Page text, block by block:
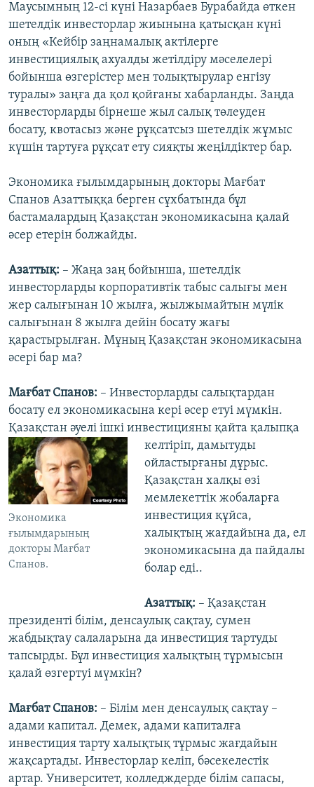
Маусымның 12-сі күні Назарбаев Бурабайда өткен
шетелдік инвесторлар жиынына қатысқан күні
оның «Кейбір заңнамалық актілерге
инвестициялық ахуалды жетілдіру мәселелері
бойынша өзгерістер мен толықтырулар енгізу
туралы» заңға да қол қойғаны хабарланды. Заңда
инвесторларды бірнеше жыл салық төлеуден
босату, квотасыз және рұқсатсыз шетелдік жұмыс
күшін тартуға рұқсат ету сияқты жеңілдіктер бар.
Экономика ғылымдарының докторы Мағбат
Спанов Азаттыққа берген сұхбатында бұл
бастамалардың Қазақстан экономикасына қалай
әсер етерін болжайды.
Азаттық: – Жаңа заң бойынша, шетелдік
инвесторларды корпоративтік табыс салығы мен
жер салығынан 10 жылға, жылжымайтын мүлік
салығынан 8 жылға дейін босату жағы
қарастырылған. Мұның Қазақстан экономикасына
әсері бар ма?
Мағбат Спанов: – Инвесторларды салықтардан
босату ел экономикасына кері әсер етуі мүмкін.
Қазақстан әуелі ішкі инвестицияны қайта қалыпқа
келтіріп,
Экономика
ғылымдарының
докторы Мағбат
Спанов.
дамытуды
ойластырғаны дұрыс.
Қазақстан халқы өзі
мемлекеттік жобаларға
инвестиция құйса,
халықтың жағдайына да, ел
экономикасына да пайдалы
болар еді..
Азаттық: – Қазақстан
президенті білім, денсаулық сақтау, сумен
жабдықтау салаларына да инвестиция тартуды
тапсырды. Бұл инвестиция халықтың тұрмысын
қалай өзгертуі мүмкін?
Мағбат Спанов: – Білім мен денсаулық сақтау –
адами капитал. Демек, адами капиталға
инвестиция тарту халықтық тұрмыс жағдайын
жақсартады. Инвесторлар келіп, бәсекелестік
артар. Университет, колледждерде білім сапасы,